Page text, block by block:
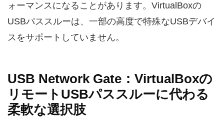
ォーマンスになることがあります。VirtualBoxの
USBパススルーは、一部の高度で特殊なUSBデバイ
スをサポートしていません。
USB Network Gate：VirtualBoxの
リモートUSBパススルーに代わる
柔軟な選択肢